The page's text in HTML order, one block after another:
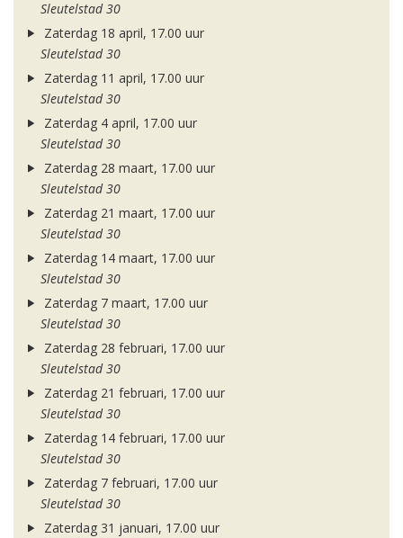
Sleutelstad 30
Zaterdag 18 april, 17.00 uur
Sleutelstad 30
Zaterdag 11 april, 17.00 uur
Sleutelstad 30
Zaterdag 4 april, 17.00 uur
Sleutelstad 30
Zaterdag 28 maart, 17.00 uur
Sleutelstad 30
Zaterdag 21 maart, 17.00 uur
Sleutelstad 30
Zaterdag 14 maart, 17.00 uur
Sleutelstad 30
Zaterdag 7 maart, 17.00 uur
Sleutelstad 30
Zaterdag 28 februari, 17.00 uur
Sleutelstad 30
Zaterdag 21 februari, 17.00 uur
Sleutelstad 30
Zaterdag 14 februari, 17.00 uur
Sleutelstad 30
Zaterdag 7 februari, 17.00 uur
Sleutelstad 30
Zaterdag 31 januari, 17.00 uur